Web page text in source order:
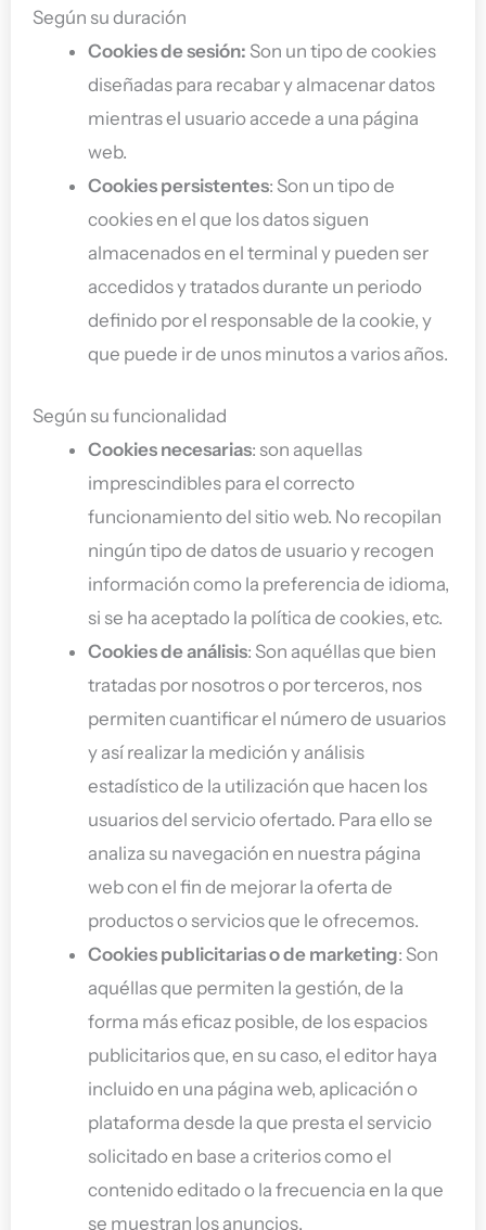
Según su duración
Cookies de sesión: Son un tipo de cookies
diseñadas para recabar y almacenar datos
mientras el usuario accede a una página
web.
Cookies persistentes: Son un tipo de
cookies en el que los datos siguen
almacenados en el terminal y pueden ser
accedidos y tratados durante un periodo
definido por el responsable de la cookie, y
que puede ir de unos minutos a varios años.
Según su funcionalidad
Cookies necesarias: son aquellas
imprescindibles para el correcto
funcionamiento del sitio web. No recopilan
ningún tipo de datos de usuario y recogen
información como la preferencia de idioma,
si se ha aceptado la política de cookies, etc.
Cookies de análisis: Son aquéllas que bien
tratadas por nosotros o por terceros, nos
permiten cuantificar el número de usuarios
y así realizar la medición y análisis
estadístico de la utilización que hacen los
usuarios del servicio ofertado. Para ello se
analiza su navegación en nuestra página
web con el fin de mejorar la oferta de
productos o servicios que le ofrecemos.
Cookies publicitarias o de marketing: Son
aquéllas que permiten la gestión, de la
forma más eficaz posible, de los espacios
publicitarios que, en su caso, el editor haya
incluido en una página web, aplicación o
plataforma desde la que presta el servicio
solicitado en base a criterios como el
contenido editado o la frecuencia en la que
se muestran los anuncios.